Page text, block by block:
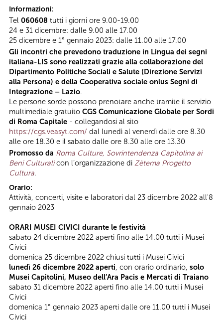
Informazioni:
Tel 060608 tutti i giorni ore 9.00-19.00
24 e 31 dicembre: dalle 9.00 alle 17.00
25 dicembre e 1° gennaio 2023: dalle 11.00 alle 17.00
Gli incontri che prevedono traduzione in Lingua dei segni
italiana-LIS sono realizzati grazie alla collaborazione del
Dipartimento Politiche Sociali e Salute (Direzione Servizi
alla Persona) e della Cooperativa sociale onlus Segni di
Integrazione – Lazio.
Le persone sorde possono prenotare anche tramite il servizio
multimediale gratuito CGS Comunicazione Globale per Sordi
di Roma Capitale - collegandosi al sito
https://cgs.veasyt.com/ dal lunedì al venerdì dalle ore 8.30
alle ore 18.30 e il sabato dalle ore 8.30 alle ore 13.30
Promosso da Roma Culture, Sovrintendenza Capitolina ai
Beni Culturalicon l’organizzazione di Zètema Progetto
Cultura.
Orario:
Attività, concerti, visite e laboratori dal 23 dicembre 2022 all'8
gennaio 2023
ORARI MUSEI CIVICI durante le festività
sabato 24 dicembre 2022 aperti fino alle 14.00 tutti i Musei
Civici
domenica 25 dicembre 2022 chiusi tutti i Musei Civici
lunedì 26 dicembre 2022 aperti, con orario ordinario, solo
Musei Capitolini, Museo dell’Ara Pacis e Mercati di Traiano
sabato 31 dicembre 2022 aperti fino alle 14.00 tutti i Musei
Civici
domenica 1° gennaio 2023 aperti dalle ore 11.00 tutti i Musei
Civici